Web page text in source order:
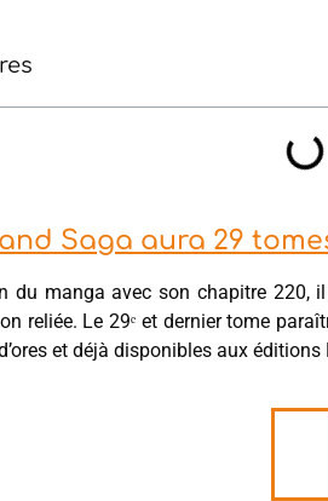
Saga aura 29
du manga avec son chapitre 220,
reliée. Le 29ᵉ et dernier tome
et déjà disponibles aux éditions